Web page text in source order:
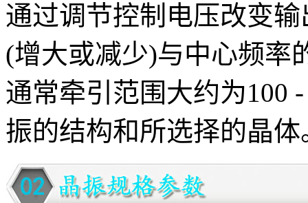
通过调节控制电压改变
(增大或减少)与中心频率
通常牵引范围大约为100
振的结构和所选择的晶体